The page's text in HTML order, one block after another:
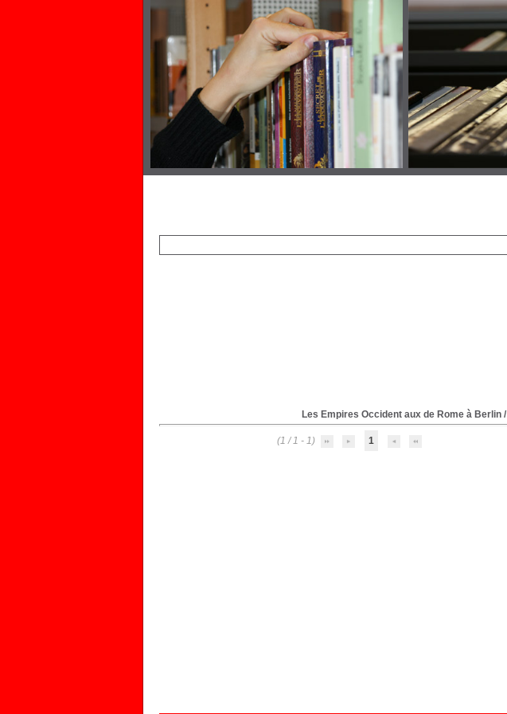
Les Empires Occident aux de Rome à Berlin/
1
(1 - 1 / 1)